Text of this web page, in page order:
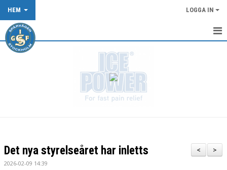
HEM LOGGA IN
START
TÄVLING/LOPP
>
<
Det nya styrelseåret har inletts
2026-02-09 14:39